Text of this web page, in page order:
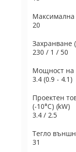
20
Захранване
230 / 1 / 50
Мощност на
3.4 (0.9 - 4.1)
Проектен
(-10°C) (kW)
3.4 / 2.5
Тегло
31